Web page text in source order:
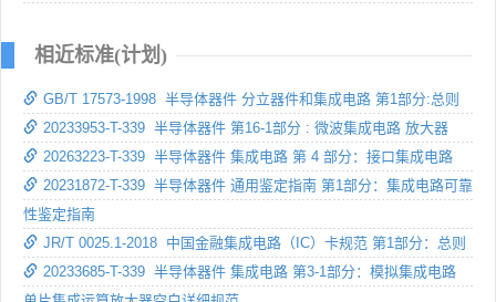
相近标准(计划)
GB/T 17573-1998 半导体器件 分立器件和集成电路 第1部分:总则
20233953-T-339 半导体器件 第16-1部分 : 微波集成电路 放大器
20263223-T-339 半导体器件 集成电路 第 4 部分：接口集成电路
20231872-T-339 半导体器件 通用鉴定指南 第1部分：集成电路可靠
性鉴定指南
JR/T 0025.1-2018 中国金融集成电路（IC）卡规范 第1部分：总则
20233685-T-339 半导体器件 集成电路 第3-1部分：模拟集成电路